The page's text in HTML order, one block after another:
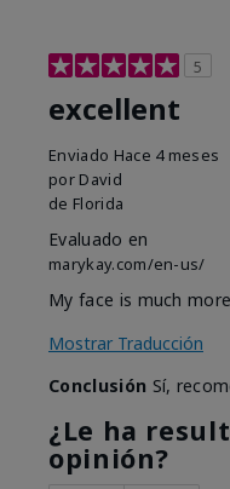
5
excellent
Enviado Hace 4 meses
por David
de Florida
Evaluado en
marykay.com/en-us/
My face is much
Mostrar Traducción
Conclusión Sí,
¿Le ha
opinión?